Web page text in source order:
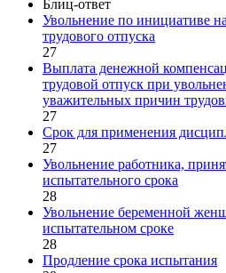
Блиц-ответ
Увольнение по инициативе
трудового отпуска
27
Выплата денежной
трудовой отпуск при
уважительных причин
27
Срок для применения
27
Увольнение работника,
испытательного срока
28
Увольнение беременной
испытательном сроке
28
Продление срока испытания